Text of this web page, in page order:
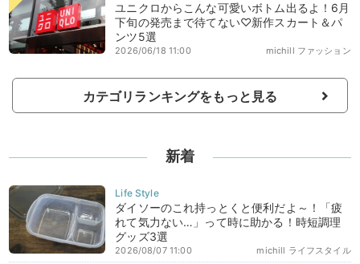
ユニクロからこんな可愛いボトム出るよ！6月
下旬の発売まで待てない♡新作スカート＆パ
ンツ5選
michill ファッション
2026/06/18 11:00
カテゴリランキングをもっと見る
新着
ダイソーのこれ持っとくと便利だよ～！「疲
れて気力ない…」って時に助かる！時短調理
グッズ3選
michill ライフスタイル
2026/08/07 11:00